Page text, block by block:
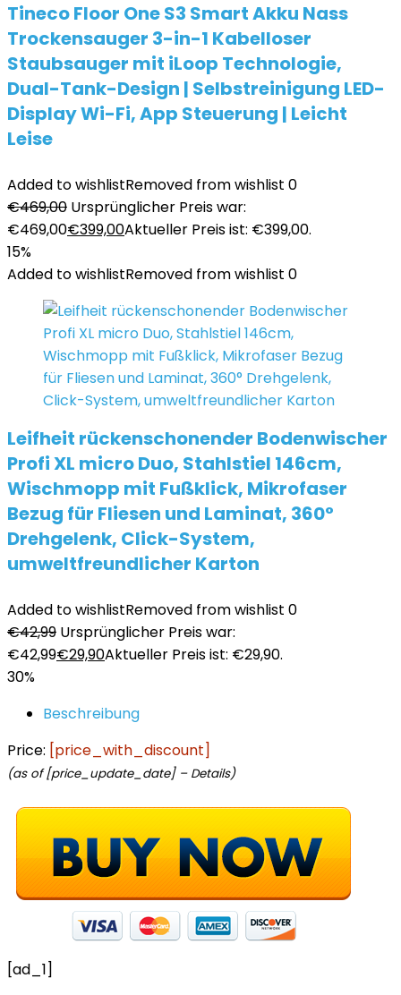
Tineco Floor One S3 Smart Akku Nass
Trockensauger 3-in-1 Kabelloser
Staubsauger mit iLoop Technologie,
Dual-Tank-Design | Selbstreinigung LED-
Display Wi-Fi, App Steuerung | Leicht
Leise
Added to wishlistRemoved from wishlist 0
€469,00 Ursprünglicher Preis war:
€469,00€399,00Aktueller Preis ist: €399,00.
15%
Added to wishlistRemoved from wishlist 0
Leifheit rückenschonender Bodenwischer
Profi XL micro Duo, Stahlstiel 146cm,
Wischmopp mit Fußklick, Mikrofaser
Bezug für Fliesen und Laminat, 360°
Drehgelenk, Click-System,
umweltfreundlicher Karton
Added to wishlistRemoved from wishlist 0
€42,99 Ursprünglicher Preis war:
€42,99€29,90Aktueller Preis ist: €29,90.
30%
Beschreibung
Price: [price_with_discount]
(as of [price_update_date] – Details)
[ad_1]